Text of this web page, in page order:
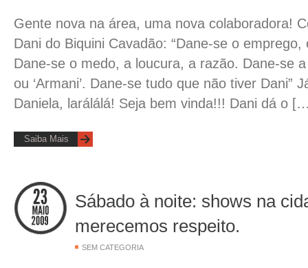
Gente nova na área, uma nova colaboradora!
Dani do Biquini Cavadão: “Dane-se o
Dane-se o medo, a loucura, a razão. Dane-se
ou ‘Armani’. Dane-se tudo que não tiver Dani”
Daniela, larálálá! Seja bem vinda!!! Dani dá o
Saiba Mais
Sábado à noite: shows na
merecemos respeito.
SEM CATEGORIA